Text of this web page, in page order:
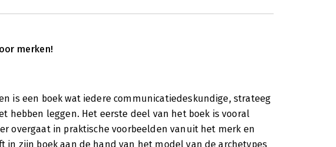
merken!
is een boek wat iedere communicatiedeskundige, strateeg
hebben leggen. Het eerste deel van het boek is vooral
overgaat in praktische voorbeelden vanuit het merk en
in zijn boek aan de hand van het model van de archetypes